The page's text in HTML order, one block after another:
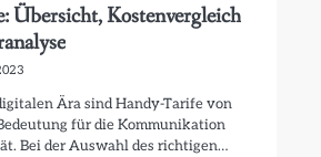
Übersicht, Kostenvergleich
Ära sind Handy-Tarife von
für die Kommunikation
Bei der Auswahl des richtigen…